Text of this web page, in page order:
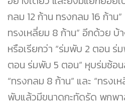
กลม 12 ก้าน ทรงกลม 16 ก้าน
ทรงเหลี่ยม 8 ก้าน” อีกด้วย บ้
หรือเรียกว่า “ร่มพับ 2 ตอน
ตอน ร่มพับ 5 ตอน” หุบร่มซ้อน
“ทรงกลม 8 ก้าน” และ “ทรงเ
พับแล้วมีขนาดกะทัดรัด พกพ